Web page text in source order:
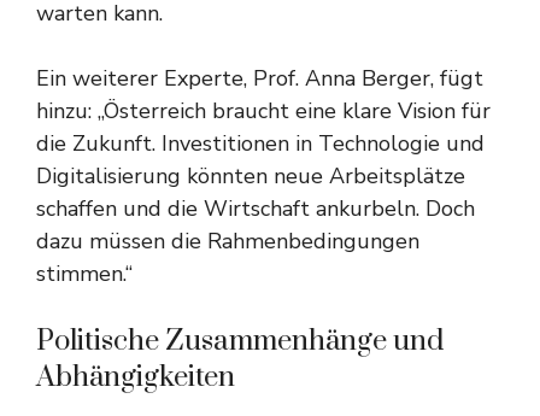
warten kann.
Ein weiterer Experte, Prof. Anna Berger, fügt
hinzu: „Österreich braucht eine klare Vision für
die Zukunft. Investitionen in Technologie und
Digitalisierung könnten neue Arbeitsplätze
schaffen und die Wirtschaft ankurbeln. Doch
dazu müssen die Rahmenbedingungen
stimmen.“
Politische Zusammenhänge und
Abhängigkeiten